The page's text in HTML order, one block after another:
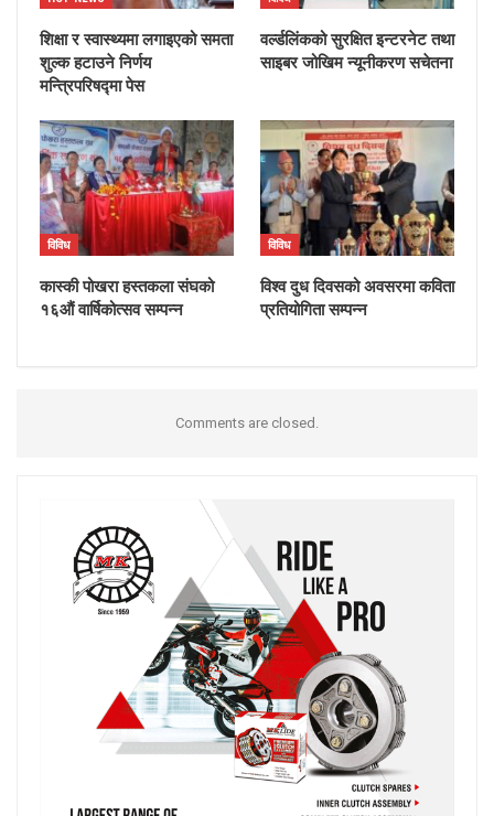
शिक्षा र स्वास्थ्यमा लगाइएको समता
शुल्क हटाउने निर्णय
मन्त्रिपरिषद्मा पेस
वर्ल्डलिंकको सुरक्षित इन्टरनेट तथा
साइबर जोखिम न्यूनीकरण सचेतना
विविध
कास्की पोखरा हस्तकला संघको
१६औं वार्षिकोत्सव सम्पन्न
विविध
विश्व दुध दिवसको अवसरमा कविता
प्रतियोगिता सम्पन्न
Comments are closed.